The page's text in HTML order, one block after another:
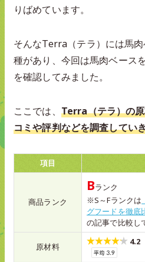
りばめています。
そんなTerra（テラ）には馬
種があり、今回は馬肉ベース
を確認してみました。
ここでは、 Terra（テラ）の
コミや評判などを調査してい
項目
商品ランク
Bランク
※S～Fランクは
グフードを徹底
の記事で比較し
原材料 4.2